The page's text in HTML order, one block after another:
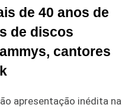
de 40 anos de
de discos
cantores